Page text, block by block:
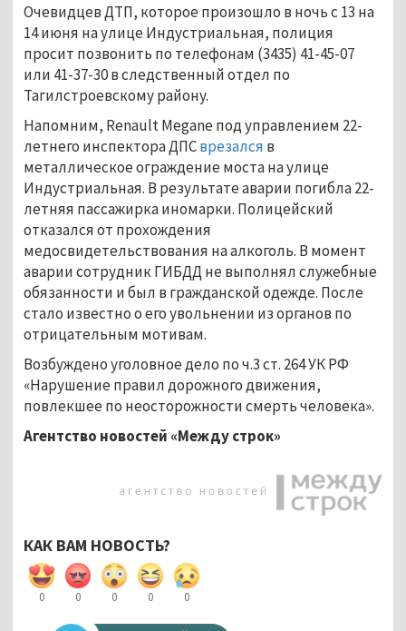
Очевидцев ДТП, которое произошло в ночь с 13 на
14 июня на улице Индустриальная, полиция
просит позвонить по телефонам (3435) 41-45-07
или 41-37-30 в следственный отдел по
Тагилстроевскому району.
Напомним, Renault Megane под управлением 22-
летнего инспектора ДПСврезался в
металлическое ограждение моста на улице
Индустриальная. В результате аварии погибла 22-
летняя пассажирка иномарки. Полицейский
отказался от прохождения
медосвидетельствования на алкоголь. В момент
аварии сотрудник ГИБДД не выполнял служебные
обязанности и был в гражданской одежде. После
стало известно о его увольнении из органов по
отрицательным мотивам.
Возбуждено уголовное дело по ч.3 ст. 264 УК РФ
«Нарушение правил дорожного движения,
повлекшее по неосторожности смерть человека».
Агентство новостей «Между строк»
КАК ВАМ НОВОСТЬ?
0 0 0 0 0